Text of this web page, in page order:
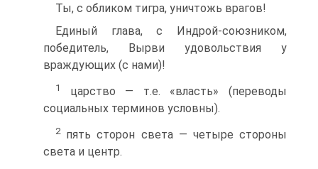
Ты, с обликом тигра, уничтожь врагов!
Единый глава, с Индрой-союзником,
победитель, Вырви удовольствия у
враждующих (с нами)!
1
царство — т.е. «власть» (переводы
социальных терминов условны).
2пять сторон света — четыре стороны
света и центр.